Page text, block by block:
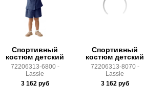
Спортивный
костюм детский
72206313-6800 -
Lassie
3 162руб
Спортивный
костюм детский
72206313-8070 -
Lassie
3 162руб